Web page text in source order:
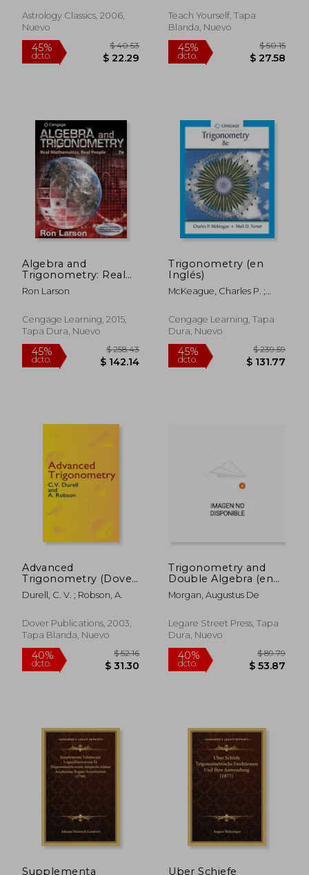
45%
dcto.
$ 78.56
$ 43.21
45%
dcto.
Astrology Classics, 2006,
Nuevo
45%
dcto.
Teach Yourself, Tapa
Blanda, Nuevo
45%
dcto.
Algebra and
Trigonometry: Real
Mathematics, Real
People (en Inglés)
Ron Larson
Cengage Learning, 2015,
Tapa Dura, Nuevo
45%
Trigonometry (en
Inglés)
McKeague, Charles P. ;
Cengage Learning, Tapa
Dura, Nuevo
45%
Advanced
Trigonometry (Dover
Books on
Mathematics) (en
Durell, C. V. ; Robson, A.
Dover Publications, 2003,
Tapa Blanda, Nuevo
Trigonometry and
Double Algebra (en
Inglés)
Morgan, Augustus De
Legare Street Press, Tapa
Dura, Nuevo
Supplementa Uber Schiefe